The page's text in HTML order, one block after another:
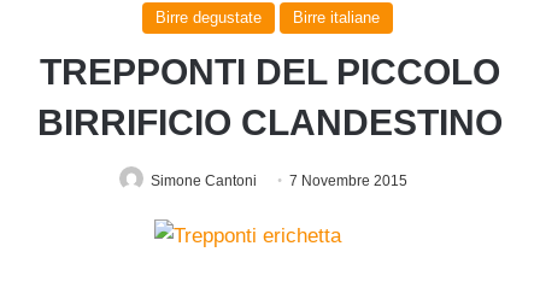
Birre degustate Birre italiane
TREPPONTI DEL PICCOLO
BIRRIFICIO CLANDESTINO
Simone Cantoni 7 Novembre 2015